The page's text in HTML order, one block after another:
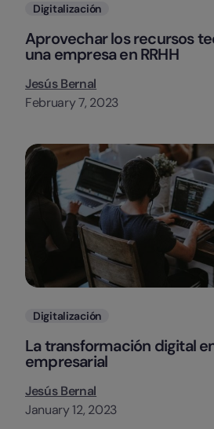
Categorias
Digitalización
Aprovechar los recursos
una empresa en RRHH
Jesús Bernal
February 7, 2023
Categorias
Digitalización
La transformación digital
empresarial
Jesús Bernal
January 12, 2023